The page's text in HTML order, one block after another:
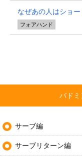
なぜあの人はショ
フォアハンド
バド
サーブ編
サーブリターン編